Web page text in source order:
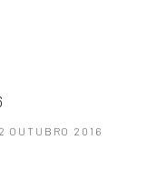
OUTUBRO 2016